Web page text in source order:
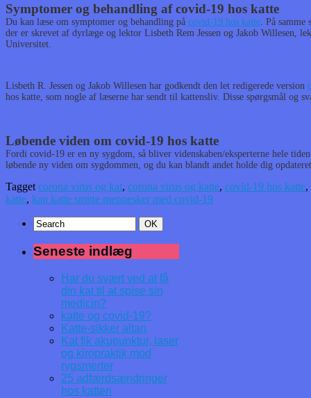
Symptomer og behandling af covid-19 hos katte
Du kan læse om symptomer og behandling på covid-19 hos katte . På
der er skrevet af dyrlæge og lektor Lisbeth Rem Jessen og Jakob Willesen,
Universitet.
Lisbeth R. Jessen og Jakob Willesen har godkendt den let redigerede version
hos katte, som nogle af læserne har sendt til kattensliv. Disse spørgsmål og
Løbende viden om covid-19 hos katte
Fordi covid-19 er en ny sygdom, så bliver videnskaben/eksperterne hele
løbende ny viden om sygdommen, og du kan blandt andet holde dig
Tagget corona virus og kat, corona virus og katte, covid-19 hos katte,
katte, kan katte smitte mennesker med covid-19
Seneste indlæg
Har du svært ved at få
din kat til at spise sin
medicin?
katte og covid-19?
Katte-sikker altan
Kat fik akupunktur, laser
og kiropraktik mod
rygsmerter
25 adfærdsændringer
hos katten